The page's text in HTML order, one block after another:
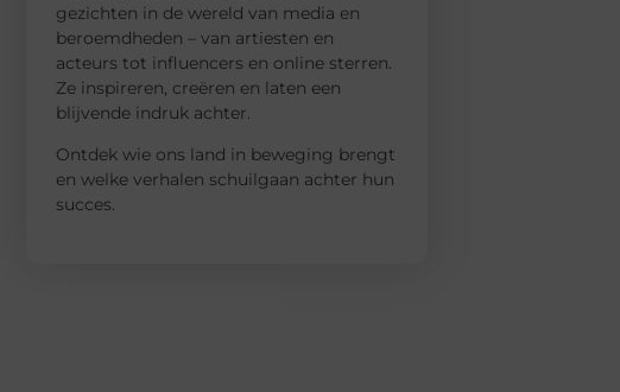
gezichten in de wereld van media en
beroemdheden – van artiesten en
acteurs tot influencers en online sterren.
Ze inspireren, creëren en laten een
blijvende indruk achter.
Ontdek wie ons land in beweging brengt
en welke verhalen schuilgaan achter hun
succes.